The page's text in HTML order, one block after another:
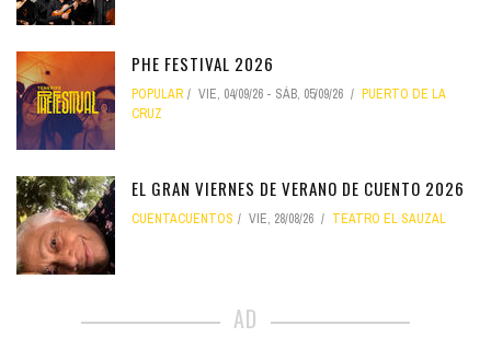
PHE FESTIVAL 2026
POPULAR VIE, 04/09/26 - SÁB, 05/09/26
PUERTO DE LA
CRUZ
EL GRAN VIERNES DE VERANO DE CUENTO 2026
CUENTACUENTOS VIE, 28/08/26 TEATRO EL SAUZAL
AD